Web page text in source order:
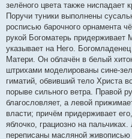
зелёного цвета также
Поручи туники выполнены
росписью барочного орнамента
рукой Богоматерь придерживает
указывает на Него.
Матери. Он облачён в белый
штрихами моделированы сине-
гиматий, обвивший тело Христа
порыве сильного ветра. Правой
благословляет, а левой
власти; причём придерживает
яблочко, грациозно на
переписаны масляной